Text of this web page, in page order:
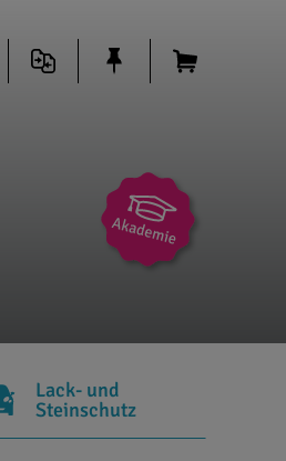
Lack- und
Steinschutz